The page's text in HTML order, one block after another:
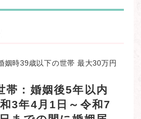
姻時39歳以下の世帯 最大30万円
帯：婚姻後5年以内
3年4月1日～令和7